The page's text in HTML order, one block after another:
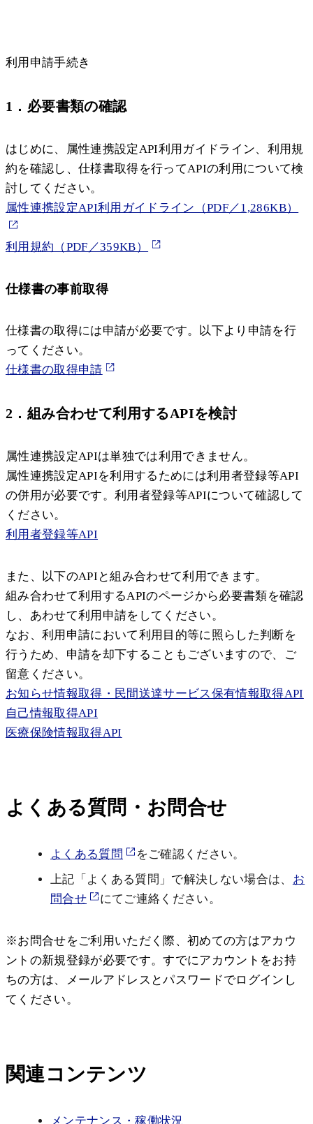
利用申請手続き
1．必要書類の確認
はじめに、属性連携設定API利用ガイドライン、利用規
約を確認し、仕様書取得を行ってAPIの利用について検
討してください。
属性連携設定API利用ガイドライン（PDF／1,286KB）
利用規約（PDF／359KB）
仕様書の事前取得
仕様書の取得には申請が必要です。以下より申請を行
ってください。
仕様書の取得申請
2．組み合わせて利用するAPIを検討
属性連携設定APIは単独では利用できません。
属性連携設定APIを利用するためには利用者登録等API
の併用が必要です。利用者登録等APIについて確認して
ください。
利用者登録等API
また、以下のAPIと組み合わせて利用できます。
組み合わせて利用するAPIのページから必要書類を確認
し、あわせて利用申請をしてください。
なお、利用申請において利用目的等に照らした判断を
行うため、申請を却下することもございますので、ご
留意ください。
お知らせ情報取得・民間送達サービス保有情報取得API
自己情報取得API
医療保険情報取得API
よくある質問・お問合せ
よくある質問
をご確認ください。
上記「よくある質問」で解決しない場合は、 お
問合せ
にてご連絡ください。
※お問合せをご利用いただく際、初めての方はアカウ
ントの新規登録が必要です。すでにアカウントをお持
ちの方は、メールアドレスとパスワードでログインし
てください。
関連コンテンツ
メンテナンス・稼働状況